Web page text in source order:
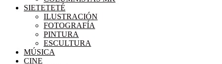
SIETETETÉ
ILUSTRACIÓN
FOTOGRAFÍA
PINTURA
ESCULTURA
MÚSICA
CINE